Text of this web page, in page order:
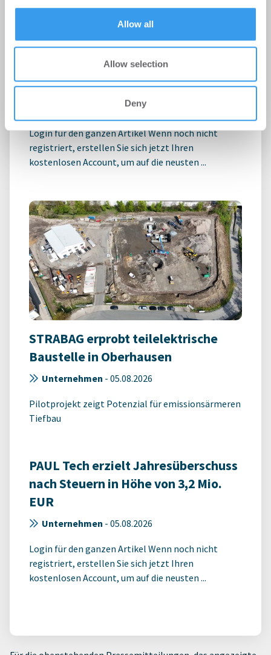
Allow all
Allow selection
Deny
Instone Group: Starker operativer
Cashflow in H1; geopolitische
Unsicherheitsfaktoren dämpfen die
Nachfrageerholung
06.08.2026
Login für den ganzen Artikel Wenn noch nicht
registriert, erstellen Sie sich jetzt Ihren
kostenlosen Account, um auf die neusten ...
STRABAG erprobt teilelektrische
Baustelle in Oberhausen
Unternehmen - 05.08.2026
Pilotprojekt zeigt Potenzial für emissionsärmeren
Tiefbau
PAUL Tech erzielt Jahresüberschuss
nach Steuern in Höhe von 3,2 Mio.
EUR
Unternehmen - 05.08.2026
Login für den ganzen Artikel Wenn noch nicht
registriert, erstellen Sie sich jetzt Ihren
kostenlosen Account, um auf die neusten ...